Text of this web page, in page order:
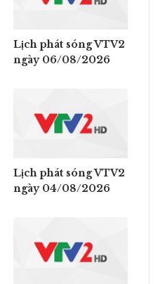
Lịch phát sóng VTV2
ngày 06/08/2026
Lịch phát sóng VTV2
ngày 04/08/2026